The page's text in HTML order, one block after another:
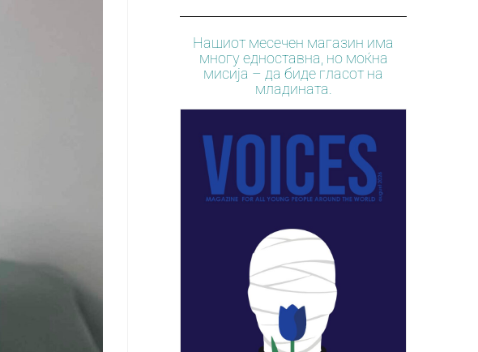
Нашиот месечен магазин има
многу едноставна, но моќна
мисија – да биде гласот на
младината.